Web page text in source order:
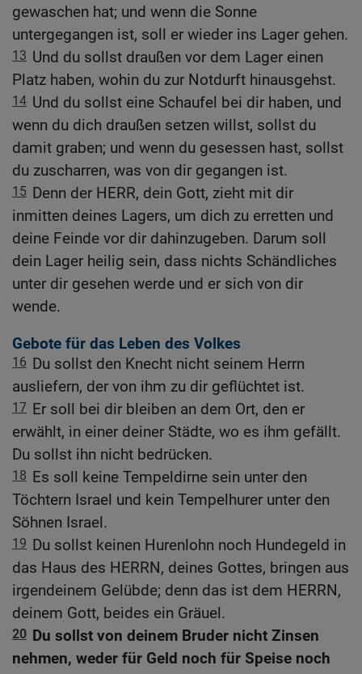
gewaschen hat; und wenn die Sonne
untergegangen ist, soll er wieder ins Lager gehen.
13 Und du sollst draußen vor dem Lager einen
Platz haben, wohin du zur Notdurft hinausgehst.
14 Und du sollst eine Schaufel bei dir haben, und
wenn du dich draußen setzen willst, sollst du
damit graben; und wenn du gesessen hast, sollst
du zuscharren, was von dir gegangen ist.
15 Denn der HERR, dein Gott, zieht mit dir
inmitten deines Lagers, um dich zu erretten und
deine Feinde vor dir dahinzugeben. Darum soll
dein Lager heilig sein, dass nichts Schändliches
unter dir gesehen werde und er sich von dir
wende.
Gebote für das Leben des Volkes
16 Du sollst den Knecht nicht seinem Herrn
ausliefern, der von ihm zu dir geflüchtet ist.
17 Er soll bei dir bleiben an dem Ort, den er
erwählt, in einer deiner Städte, wo es ihm gefällt.
Du sollst ihn nicht bedrücken.
18 Es soll keine Tempeldirne sein unter den
Töchtern Israel und kein Tempelhurer unter den
Söhnen Israel.
19 Du sollst keinen Hurenlohn noch Hundegeld in
das Haus des HERRN, deines Gottes, bringen aus
irgendeinem Gelübde; denn das ist dem HERRN,
deinem Gott, beides ein Gräuel.
20 Du sollst von deinem Bruder nicht Zinsen
nehmen, weder für Geld noch für Speise noch